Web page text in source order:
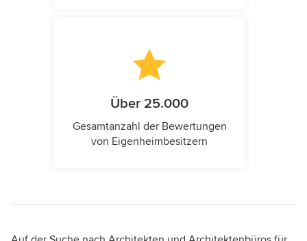
Über 25.000
Gesamtanzahl der Bewertungen
von Eigenheimbesitzern